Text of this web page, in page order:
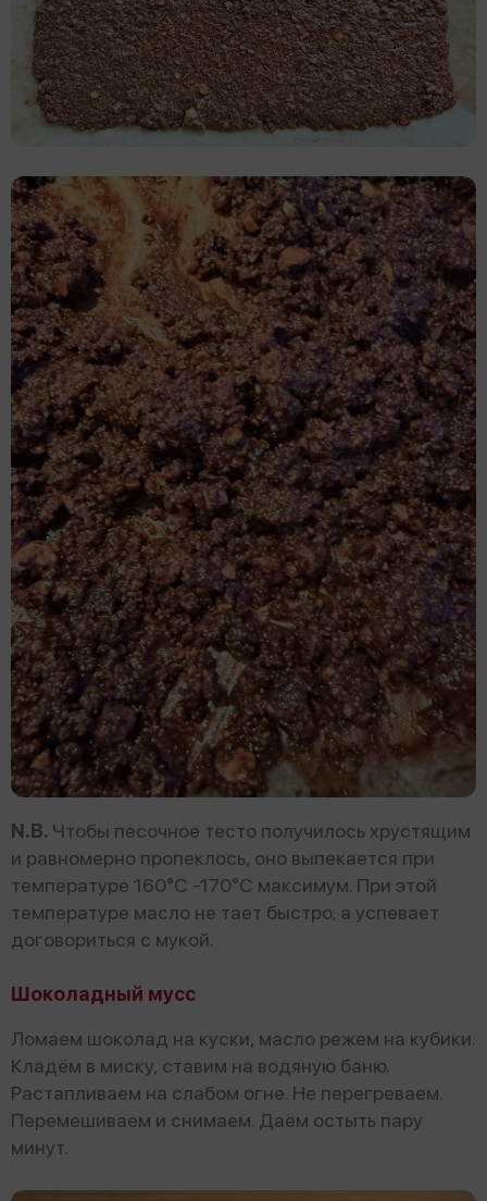
N.B. Чтобы песочное тесто получилось хрустящим
и равномерно пропеклось, оно выпекается при
температуре 160°С -170°С максимум. При этой
температуре масло не тает быстро, а успевает
договориться с мукой.
Шоколадный мусс
Ломаем шоколад на куски, масло режем на кубики.
Кладём в миску, ставим на водяную баню.
Растапливаем на слабом огне. Не перегреваем.
Перемешиваем и снимаем. Даём остыть пару
минут.